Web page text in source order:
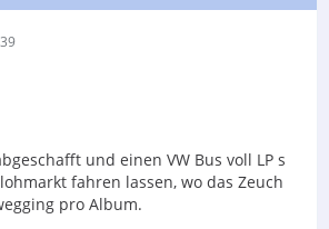
und einen VW Bus voll LP s
fahren lassen, wo das Zeuch
pro Album.